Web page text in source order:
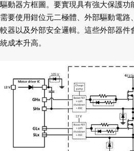
驅動器方框圖。要實現具有強大保護功
需要使用鉗位元二極體、外部驅動電路
較器以及外部安全邏輯。這些外部器件
統成本升高。